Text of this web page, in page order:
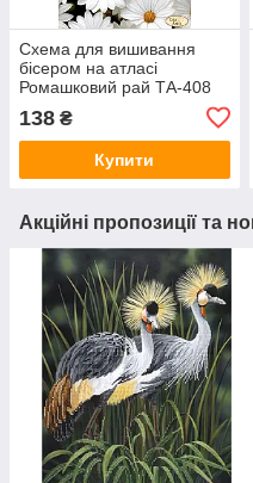
Схема для вишивання
бісером на атласі
Ромашковий рай ТА-408
138 ₴
Купити
Акційні пропозиції та